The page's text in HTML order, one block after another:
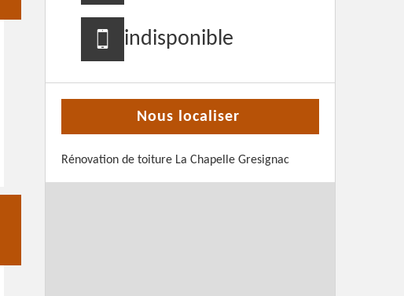
indisponible
Nous localiser
Rénovation de toiture La Chapelle Gresignac